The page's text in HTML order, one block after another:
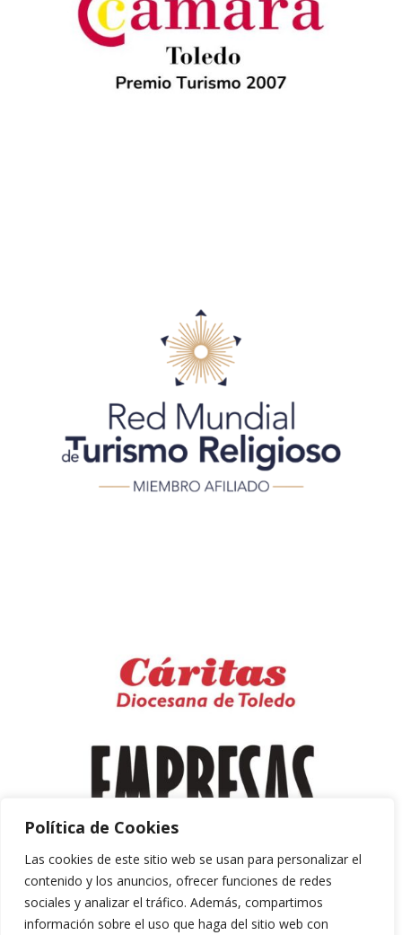
Política de Cookies
Las cookies de este sitio web se usan para personalizar el
contenido y los anuncios, ofrecer funciones de redes
sociales y analizar el tráfico. Además, compartimos
información sobre el uso que haga del sitio web con